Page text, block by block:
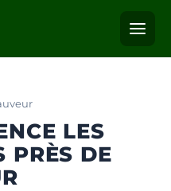
LES
PRÈS DE